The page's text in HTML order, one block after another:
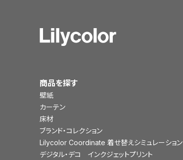
商品を探す
壁紙
カーテン
床材
ブランド・コレクション
Lilycolor Coordinate 着せ替えシミュレーション
デジタル・デコ インクジェットプリント